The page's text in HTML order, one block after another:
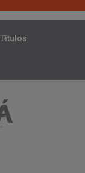
Títulos